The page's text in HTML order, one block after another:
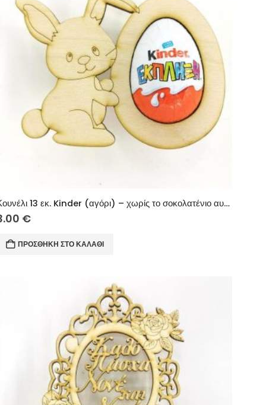
Κουνέλι 13 εκ. Kinder (αγόρι) – χωρίς το σοκολατένιο αυγό
€
ΠΡΟΣΘΉΚΗ ΣΤΟ ΚΑΛΆΘΙ